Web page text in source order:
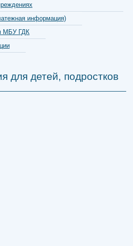
информация)
МБУ ГДК
для детей, подростков